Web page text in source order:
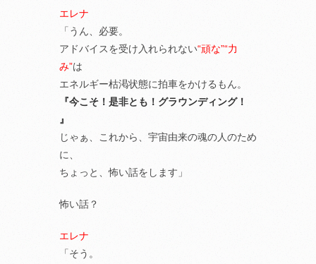
エレナ
「うん、必要。
アドバイスを受け入れられない“頑な”“力
み”は
エネルギー枯渇状態に拍車をかけるもん。
『今こそ！是非とも！グラウンディング！
』
じゃぁ、これから、宇宙由来の魂の人のため
に、
ちょっと、怖い話をします」
怖い話？
エレナ
「そう。